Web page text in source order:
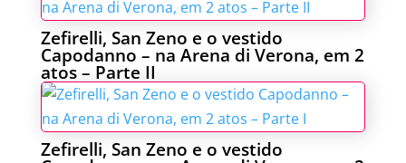
Zefirelli, San Zeno e o vestido
Capodanno – na Arena di Verona, em 2
atos – Parte II
Zefirelli, San Zeno e o vestido